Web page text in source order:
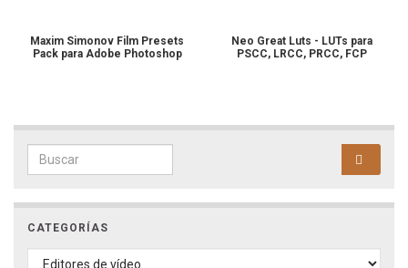
Maxim Simonov Film Presets
Pack para Adobe Photoshop
Neo Great Luts - LUTs para
PSCC, LRCC, PRCC, FCP
Search for:
CATEGORÍAS
CATEGORÍAS